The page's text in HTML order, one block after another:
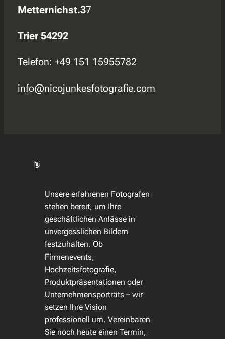
Metternichst.37
Trier 54292
Telefon: +49 151 15955782
info@nicojunkesfotografie.com
Unsere erfahrenen Fotografen
stehen bereit, um Ihre
geschäftlichen Anlässe in
unvergesslichen Bildern
festzuhalten. Ob
Firmenevents,
Hochzeitsfotografie,
Produktpräsentationen oder
Unternehmensporträts – wir
setzen Ihre Vision
professionell um. Vereinbaren
Sie noch heute einen Termin,